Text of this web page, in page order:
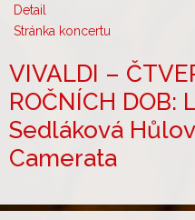
Detail
Stránka koncertu
VIVALDI –
ROČNÍCH DOB:
Sedláková
Camerata